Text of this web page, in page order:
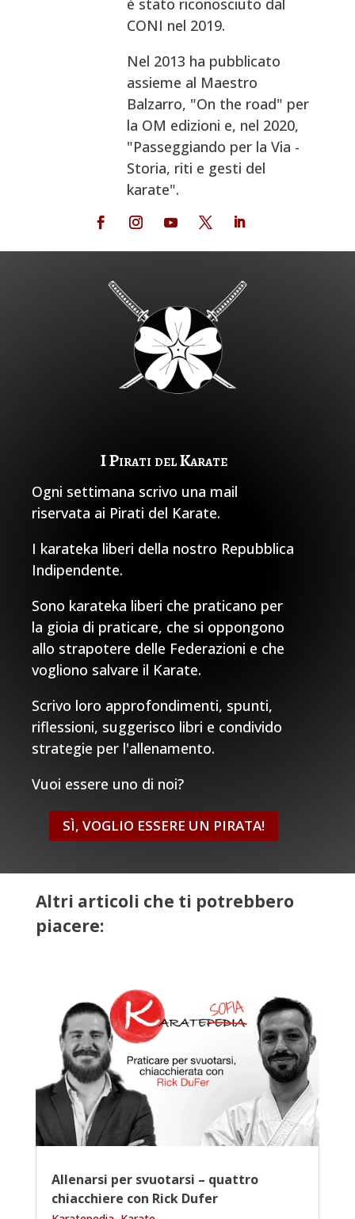
è stato riconosciuto dal
CONI nel 2019.
Nel 2013 ha pubblicato
assieme al Maestro
Balzarro, "On the road" per
la OM edizioni e, nel 2020,
"Passeggiando per la Via -
Storia, riti e gesti del
karate".
I Pirati del Karate
Ogni settimana scrivo una mail
riservata ai Pirati del Karate.
I karateka liberi della nostro Repubblica
Indipendente.
Sono karateka liberi che praticano per
la gioia di praticare, che si oppongono
allo strapotere delle Federazioni e che
vogliono salvare il Karate.
Scrivo loro approfondimenti, spunti,
riflessioni, suggerisco libri e condivido
strategie per l'allenamento.
Vuoi essere uno di noi?
SÌ, VOGLIO ESSERE UN PIRATA!
Altri articoli che ti potrebbero
piacere:
Allenarsi per svuotarsi – quattro
chiacchiere con Rick Dufer